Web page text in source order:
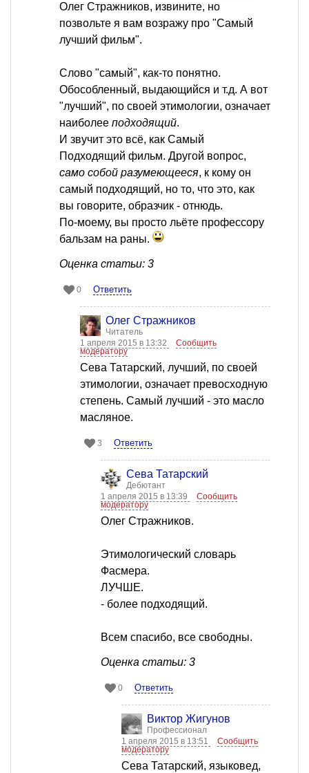
Олег Стражников, извините, но
позвольте я вам возражу про "Самый
лучший фильм".
Слово "самый", как-то понятно.
Обособленный, выдающийся и т.д. А вот
"лучший", по своей этимологии, означает
наиболее подходящий.
И звучит это всё, как Самый
Подходящий фильм. Другой вопрос,
само собой разумеющееся, к кому он
самый подходящий, но то, что это, как
вы говорите, образчик - отнюдь.
По-моему, вы просто льёте профессору
бальзам на раны.
Оценка статьи: 3
0 Ответить
Олег Стражников
Читатель
1 апреля 2015 в 13:32
Сообщить
модератору
Сева Татарский, лучший, по своей
этимологии, означает превосходную
степень. Самый лучший - это масло
масляное.
3 Ответить
Сева Татарский
Дебютант
1 апреля 2015 в 13:39
Сообщить
модератору
Олег Стражников.
Этимологический словарь
Фасмера.
ЛУЧШЕ.
- более подходящий.
Всем спасибо, все свободны.
Оценка статьи: 3
0 Ответить
Виктор Жигунов
Профессионал
1 апреля 2015 в 13:51
Сообщить
модератору
Сева Татарский, языковед,